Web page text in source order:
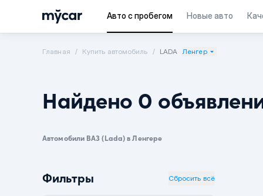
Авто с пробегом Новые авто
Главная Купить автомобиль LADA Ленгер
Найдено 0
Автомобили ВАЗ (Lada) в Ленгере
Фильтры Сбросить всё